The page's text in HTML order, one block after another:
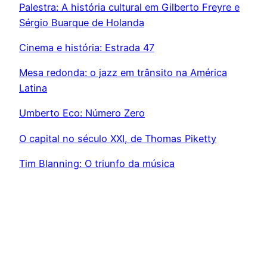
Palestra: A história cultural em Gilberto Freyre e
Sérgio Buarque de Holanda
Cinema e história: Estrada 47
Mesa redonda: o jazz em trânsito na América
Latina
Umberto Eco: Número Zero
O capital no século XXI, de Thomas Piketty
Tim Blanning: O triunfo da música